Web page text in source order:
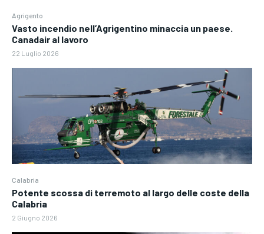
Agrigento
Vasto incendio nell’Agrigentino minaccia un paese.
Canadair al lavoro
22 Luglio 2026
Calabria
Potente scossa di terremoto al largo delle coste della
Calabria
2 Giugno 2026